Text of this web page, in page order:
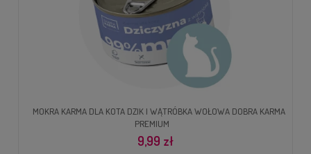
MOKRA KARMA DLA KOTA DZIK I WĄTRÓBKA WOŁOWA DOBRA KARMA
PREMIUM
9,99 zł